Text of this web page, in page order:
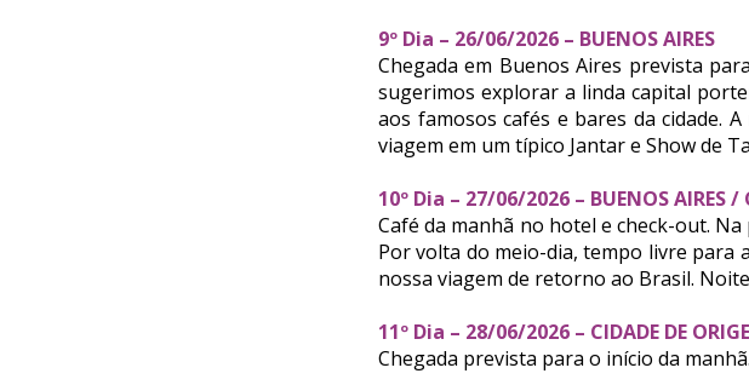
9º Dia – 26/06/2026 – BUENOS AIRES
Chegada em Buenos Aires prevista
sugerimos explorar a linda capital
aos famosos cafés e bares da cidade.
viagem em um típico Jantar e Show de
10º Dia – 27/06/2026 – BUENOS AIRES /
Café da manhã no hotel e check-out.
Por volta do meio-dia, tempo livre para
nossa viagem de retorno ao Brasil.
11º Dia – 28/06/2026 – CIDADE DE
Chegada prevista para o início da